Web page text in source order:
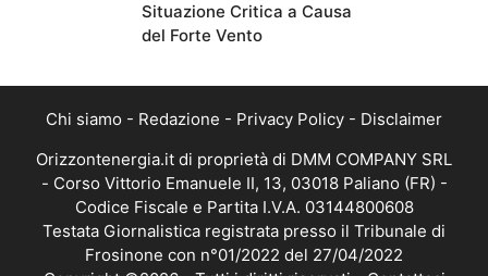
Situazione Critica a Causa
del Forte Vento
Chi siamo - Redazione - Privacy Policy - Disclaimer
Orizzontenergia.it di proprietà di DMM COMPANY SRL
- Corso Vittorio Emanuele II, 13, 03018 Paliano (FR) -
Codice Fiscale e Partita I.V.A. 03144800608
Testata Giornalistica registrata presso il Tribunale di
Frosinone con n°01/2022 del 27/04/2022